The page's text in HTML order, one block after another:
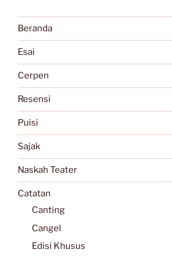
Beranda
Esai
Cerpen
Resensi
Puisi
Sajak
Naskah Teater
Catatan
Canting
Cangel
Edisi Khusus